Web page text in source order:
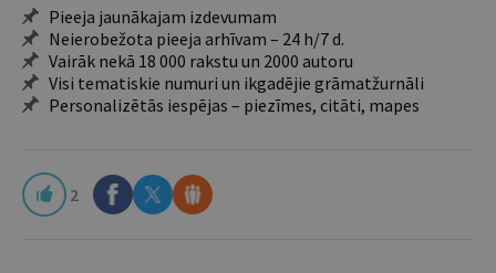
Pieeja jaunākajam izdevumam
Neierobežota pieeja arhīvam – 24 h/7 d.
Vairāk nekā 18 000 rakstu un 2000 autoru
Visi tematiskie numuri un ikgadējie grāmatžurnāli
Personalizētās iespējas – piezīmes, citāti, mapes
2